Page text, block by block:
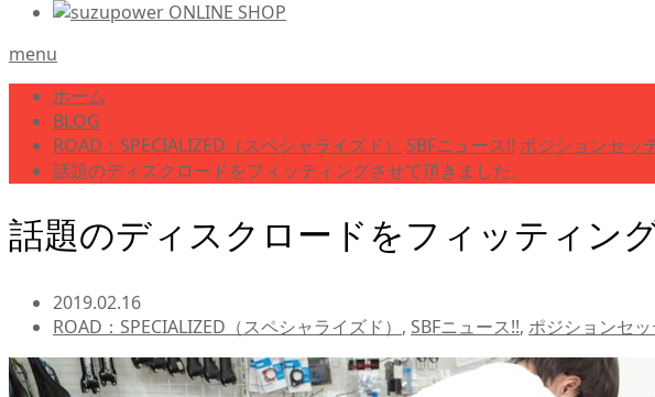
menu
ホーム
BLOG
ROAD：SPECIALIZED（スペシャライズド）
SBFニュース!! ポジションセッ
話題のディスクロードをフィッティングさせて頂きました。
話題のディスクロードをフィッティン
2019.02.16
ROAD：SPECIALIZED（スペシャライズド） , SBFニュース!!, ポジションセ